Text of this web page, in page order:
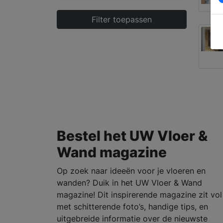
Filter toepassen
Bestel het UW Vloer &
Wand magazine
Op zoek naar ideeën voor je vloeren en
wanden? Duik in het UW Vloer & Wand
magazine! Dit inspirerende magazine zit vol
met schitterende foto’s, handige tips, en
uitgebreide informatie over de nieuwste